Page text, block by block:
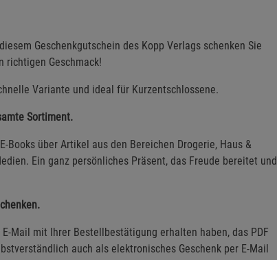
Geschenkgutschein des Kopp Verlags schenken Sie
richtigen Geschmack!
Variante und ideal für Kurzentschlossene.
Sortiment.
Books über Artikel aus den Bereichen Drogerie, Haus &
Ein ganz persönliches Präsent, das Freude bereitet und
Mail mit Ihrer Bestellbestätigung erhalten haben, das PDF
auch als elektronisches Geschenk per E-Mail